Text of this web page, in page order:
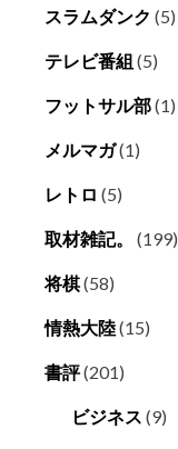
スラムダンク (5)
テレビ番組 (5)
フットサル部(1)
メルマガ(1)
レトロ (5)
取材雑記。 (199)
将棋(58)
情熱大陸(15)
書評(201)
ビジネス (9)